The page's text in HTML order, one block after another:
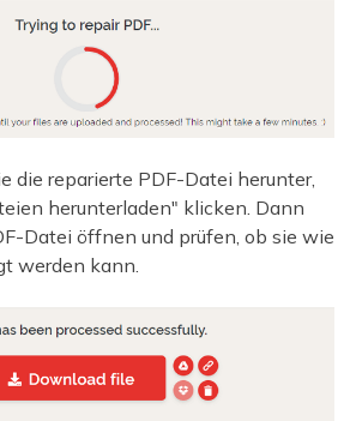
die reparierte PDF-Datei herunter,
herunterladen" klicken. Dann
Datei öffnen und prüfen, ob sie wie
werden kann.